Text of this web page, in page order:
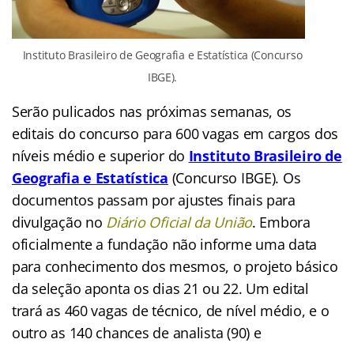
Instituto Brasileiro de Geografia e Estatística (Concurso
IBGE).
Serão pulicados nas próximas semanas, os
editais do concurso para 600 vagas em cargos dos
níveis médio e superior do Instituto Brasileiro de
Geografia e Estatística (Concurso IBGE). Os
documentos passam por ajustes finais para
divulgação no Diário Oficial da União. Embora
oficialmente a fundação não informe uma data
para conhecimento dos mesmos, o projeto básico
da seleção aponta os dias 21 ou 22. Um edital
trará as 460 vagas de técnico, de nível médio, e o
outro as 140 chances de analista (90) e